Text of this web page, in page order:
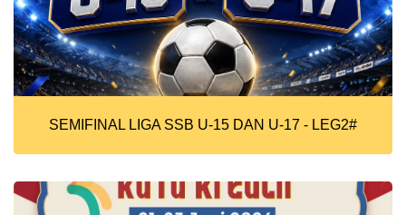
SEMIFINAL LIGA SSB U-15 DAN U-17 - LEG2#